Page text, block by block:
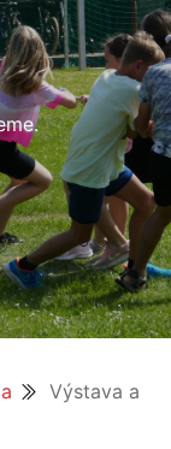
Výstava a